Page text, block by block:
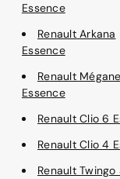
Essence
Renault Arkana
Essence
Renault
Essence
Renault Clio 6
Renault Clio 4
Renault Twingo